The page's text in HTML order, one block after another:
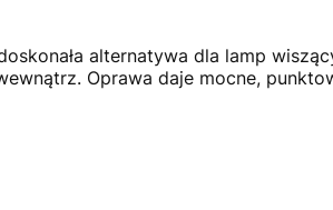
alternatywa dla lamp
Oprawa daje mocne,